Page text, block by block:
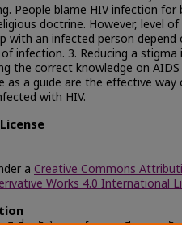
People blame HIV infection for
doctrine. However, level of
with an infected person
infection. 3. Reducing a stigma
the correct knowledge on AIDS
as a guide are the effective way
with HIV.
a Creative Commons
Works 4.0 International
ติเกี่ยวกับโรคเอดส์และการตีตราทาง